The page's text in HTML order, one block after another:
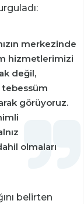
merkezinde
hizmetlerimizi
değil,
görüyoruz.
olmaları
belirten